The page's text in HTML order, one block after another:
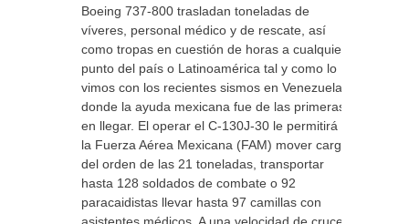
Boeing 737-800 trasladan toneladas de
víveres, personal médico y de rescate, así
como tropas en cuestión de horas a cualquier
punto del país o Latinoamérica tal y como lo
vimos con los recientes sismos en Venezuela
donde la ayuda mexicana fue de las primeras
en llegar. El operar el C-130J-30 le permitirá a
la Fuerza Aérea Mexicana (FAM) mover cargas
del orden de las 21 toneladas, transportar
hasta 128 soldados de combate o 92
paracaidistas llevar hasta 97 camillas con